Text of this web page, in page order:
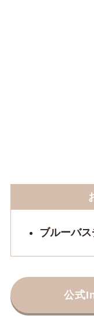
ブルーバ
公式